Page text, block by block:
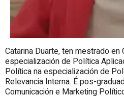
Catarina Duarte, ten mestrado en
especialización de Política
Política na especialización de
Relevancia Interna. É pos-
Comunicación e Marketing